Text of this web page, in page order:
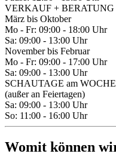
VERKAUF + BERATUNG
März bis Oktober
Mo - Fr: 09:00 - 18:00 Uhr
Sa: 09:00 - 13:00 Uhr
November bis Februar
Mo - Fr: 09:00 - 17:00 Uhr
Sa: 09:00 - 13:00 Uhr
SCHAUTAGE am
(außer an Feiertagen)
Sa: 09:00 - 13:00 Uhr
So: 11:00 - 16:00 Uhr
Womit können